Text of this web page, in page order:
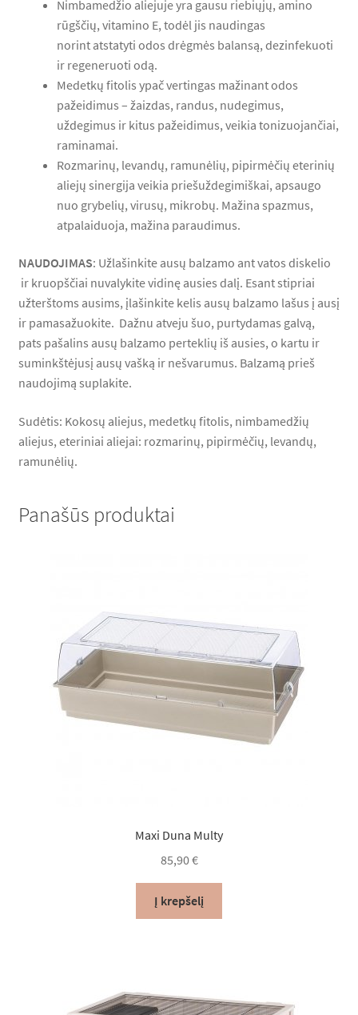
Nimbamedžio aliejuje yra gausu riebiųjų, amino
rūgščių, vitamino E, todėl jis naudingas
norint atstatyti odos drėgmės balansą, dezinfekuoti
ir regeneruoti odą.
Medetkų fitolis ypač vertingas mažinant odos
pažeidimus – žaizdas, randus, nudegimus,
uždegimus ir kitus pažeidimus, veikia tonizuojančiai,
raminamai.
Rozmarinų, levandų, ramunėlių, pipirmėčių eterinių
aliejų sinergija veikia priešuždegimiškai, apsaugo
nuo grybelių, virusų, mikrobų. Mažina spazmus,
atpalaiduoja, mažina paraudimus.
NAUDOJIMAS: Užlašinkite ausų balzamo ant vatos diskelio
ir kruopščiai nuvalykite vidinę ausies dalį. Esant stipriai
užterštoms ausims, įlašinkite kelis ausų balzamo lašus į ausį
ir pamasažuokite. Dažnu atveju šuo, purtydamas galvą,
pats pašalins ausų balzamo perteklių iš ausies, o kartu ir
suminkštėjusį ausų vašką ir nešvarumus. Balzamą prieš
naudojimą suplakite.
Sudėtis: Kokosų aliejus, medetkų fitolis, nimbamedžių
aliejus, eteriniai aliejai: rozmarinų, pipirmėčių, levandų,
ramunėlių.
Panašūs produktai
Maxi Duna Multy
85,90€
Į krepšelį